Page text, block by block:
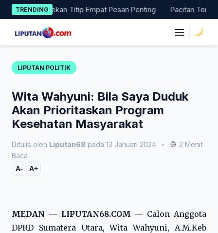
Skip
to
content
TRENDING
Dekan Titip Empat Pesan Penting Pacitan Tembus
LIPUTAN POLITIK
Wita Wahyuni: Bila Saya Duduk
Akan Prioritaskan Program
Kesehatan Masyarakat
Ditulis oleh Liputan68 pada 13 Januari 2024 •
2 Menit
Baca
A- A+
MEDAN — LIPUTAN68.COM — Calon Anggota
DPRD Sumatera Utara, Wita Wahyuni, A.M.Keb